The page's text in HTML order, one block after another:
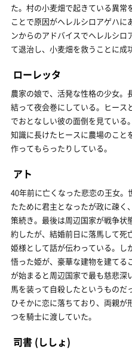
た。村の小麦畑で起きている異常
ことで原因がヘレルシロアゲハ
ンからのアドバイスでヘレルシ
て退治し、小麦畑を救うことに成
ローレッタ
農家の娘で、活発な性格の少女。
結って夜会巻にしている。ヒース
でおとなしい彼の面倒を見ている
知識に長けたヒースに農場のこと
作ってもらったりしている。
アト
40年前に亡くなった悲恋の王女
たために君主となったが政に疎
策続き。最後は周辺国家が戦争状
約したが、結婚前日に落馬して死
姫様として話が伝わっている。し
悟った姫が、豪華な建物を建てる
が始まると周辺国家で最も慈悲
馬を装って自殺したというものだ
ひそかに恋に落ちており、両親
つを騎士に渡していた。
司書 (ししょ)